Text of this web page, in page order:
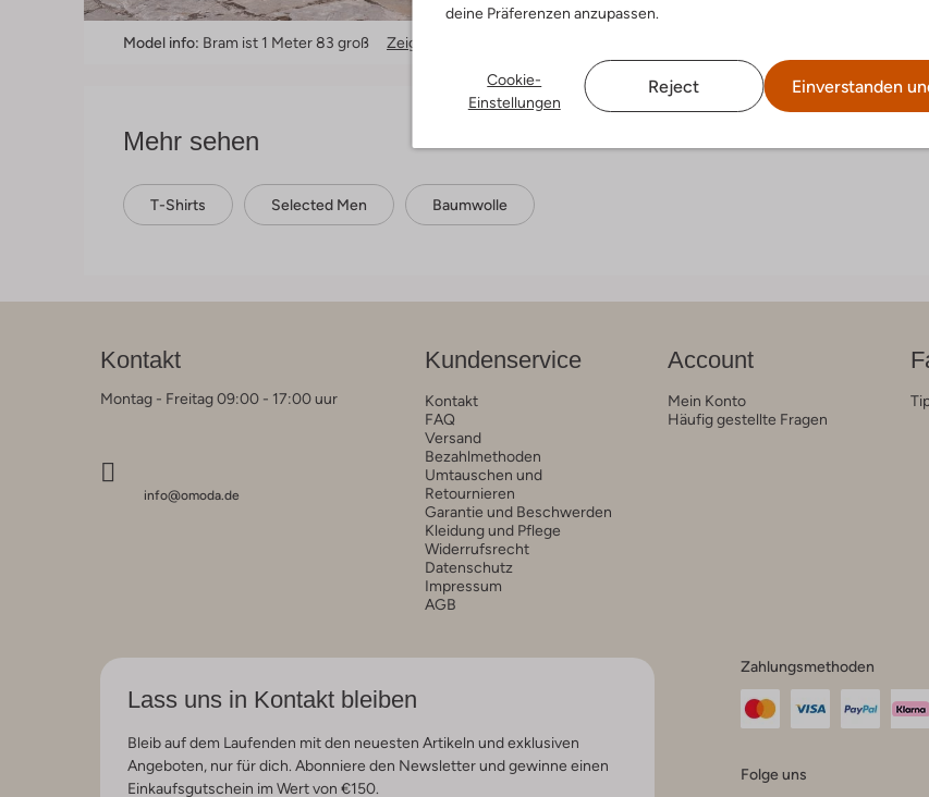
deine Präferenzen anzupassen.
Cookie-
Einstellungen
Reject Einverstanden
Model info: Bram ist 1 Meter 83 groß Zeige mehr Informationen über Bram
Mehr sehen
T-Shirts Selected Men Baumwolle
Kontakt
Montag - Freitag 09:00 - 17:00 uur
info@omoda.de
Kundenservice
Kontakt
FAQ
Versand
Bezahlmethoden
Umtauschen und
Retournieren
Garantie und Beschwerden
Kleidung und Pflege
Widerrufsrecht
Datenschutz
Impressum
AGB
Account
Mein Konto
Häufig gestellte Fragen
Lass uns in Kontakt bleiben
Bleib auf dem Laufenden mit den neuesten Artikeln und exklusiven
Angeboten, nur für dich. Abonniere den Newsletter und gewinne einen
Einkaufsgutschein im Wert von €150.
Zahlungsmethoden
Folge uns